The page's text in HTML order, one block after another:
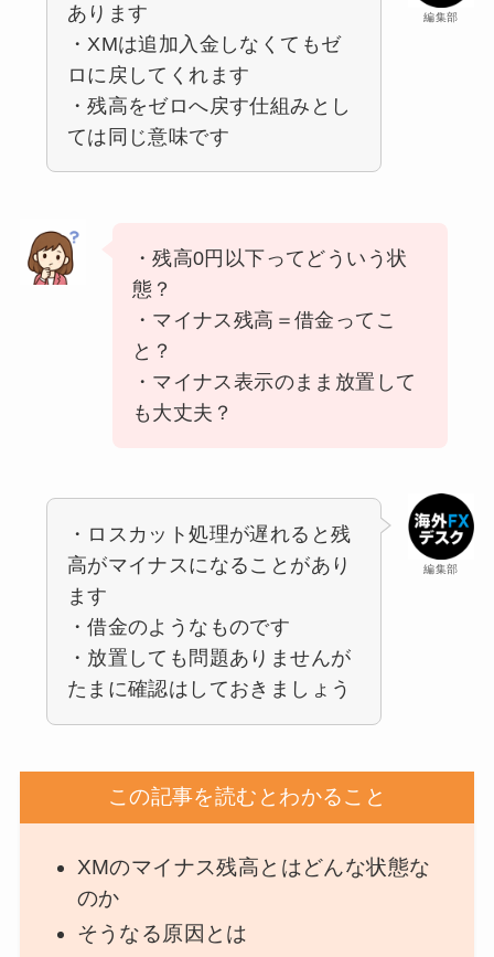
編集部
あります
・XMは追加入金しなくてもゼ
ロに戻してくれます
・残高をゼロへ戻す仕組みとし
ては同じ意味です
・残高0円以下ってどういう状
態？
・マイナス残高＝借金ってこ
と？
・マイナス表示のまま放置して
も大丈夫？
編集部
・ロスカット処理が遅れると残
高がマイナスになることがあり
ます
・借金のようなものです
・放置しても問題ありませんが
たまに確認はしておきましょう
この記事を読むとわかること
XMのマイナス残高とはどんな状態な
のか
そうなる原因とは